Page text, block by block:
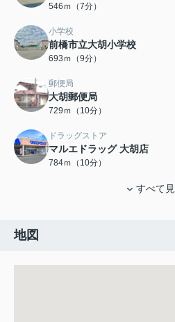
546ｍ（7分）
小学校
前橋市立大胡小学校
693ｍ（9分）
郵便局
大胡郵便局
729ｍ（10分）
ドラッグストア
マルエドラッグ 大胡店
784ｍ（10分）
すべて
地図